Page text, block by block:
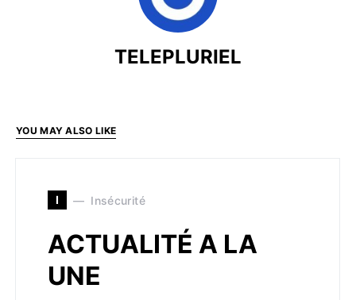
TELEPLURIEL
YOU MAY ALSO LIKE
I Insécurité
ACTUALITÉ A LA
UNE